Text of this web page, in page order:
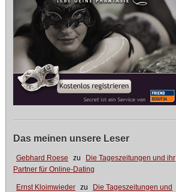
Das meinen unsere Leser
Gebhard Roese zu
Die Tageszeitungen und ihr
Partner für Online-Dating
Ernst Kloimwieder zu
Die Tageszeitungen und